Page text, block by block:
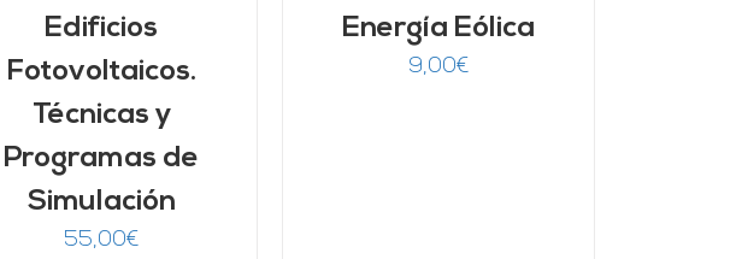
Edificios
Fotovoltaicos.
Técnicas y
Programas de
Simulación
55,00€
Energía Eólica
9,00€